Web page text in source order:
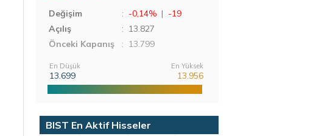
Değişim : -0,14% | -19
Açılış
: 13.827
Önceki Kapanış
: 13.799
En Düşük
13.699
En Yüksek
13.956
BIST En Aktif Hisseler